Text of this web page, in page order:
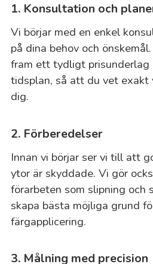
1. Konsultation och
Vi börjar med en enkel
på dina behov och
fram ett tydligt prisunderlag
tidsplan, så att du vet exakt
dig.
2. Förberedelser
Innan vi börjar ser vi till att
ytor är skyddade. Vi gör
förarbeten som slipning och
skapa bästa möjliga grund
färgapplicering.
3. Målning med precision